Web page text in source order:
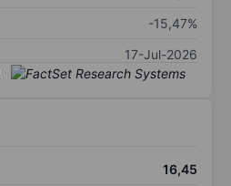
-15,47%
17-Jul-2026
16,45